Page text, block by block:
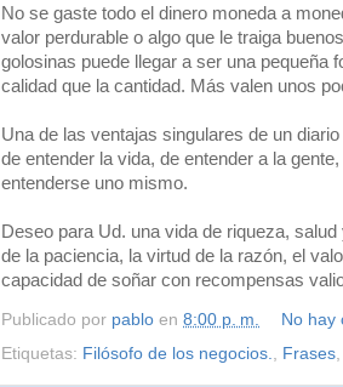
No se gaste todo el dinero moneda a
valor perdurable o algo que le traiga
golosinas puede llegar a ser una pequeña
calidad que la cantidad. Más valen unos
Una de las ventajas singulares de un
de entender la vida, de entender a la
entenderse uno mismo.
Deseo para Ud. una vida de riqueza,
de la paciencia, la virtud de la razón, el
capacidad de soñar con recompensas
Publicado por pablo en 8:00 p. m.
No hay
Etiquetas: Filósofo de los negocios. Frases